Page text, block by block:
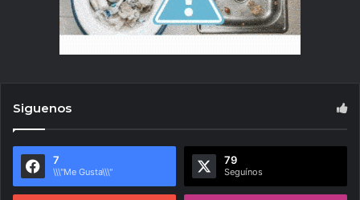
Siguenos
7
\\\"Me Gusta\\\"
79
Seguínos